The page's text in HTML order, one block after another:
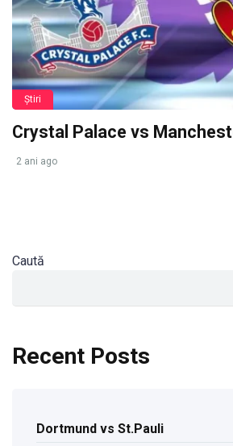
Știri
Crystal Palace vs
2 ani ago
Caută
Recent Posts
Dortmund vs St.Pauli